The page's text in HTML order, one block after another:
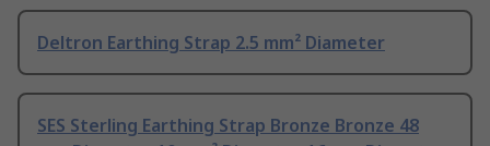
Deltron Earthing Strap 2.5 mm² Diameter
SES Sterling Earthing Strap Bronze Bronze 48